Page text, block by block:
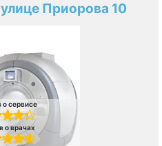
Приорова 10
сервисе
о врачах